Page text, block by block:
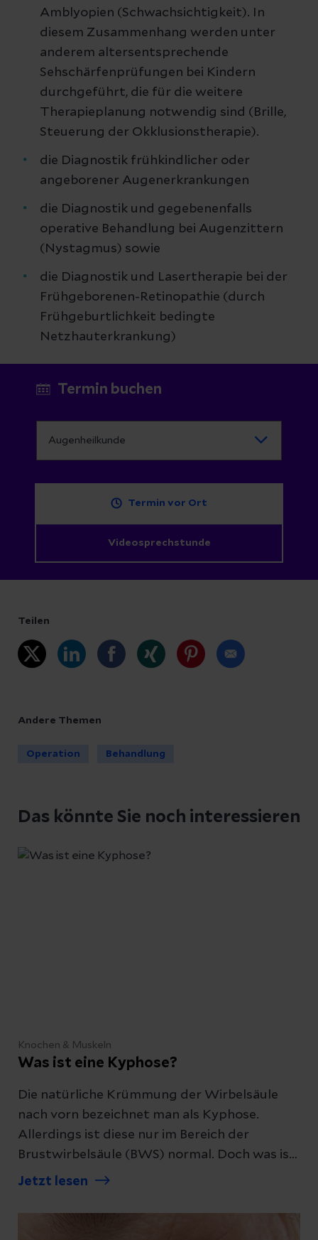
Amblyopien (Schwachsichtigkeit). In
diesem Zusammenhang werden unter
anderem altersentsprechende
Sehschärfenprüfungen bei Kindern
durchgeführt, die für die weitere
Therapieplanung notwendig sind (Brille,
Steuerung der Okklusionstherapie).
die Diagnostik frühkindlicher oder
angeborener Augenerkrankungen
die Diagnostik und gegebenenfalls
operative Behandlung bei Augenzittern
(Nystagmus) sowie
die Diagnostik und Lasertherapie bei der
Frühgeborenen-Retinopathie (durch
Frühgeburtlichkeit bedingte
Netzhauterkrankung)
Termin buchen
Termin vor Ort
Videosprechstunde
Teilen
Andere Themen
Operation Behandlung
Das könnte Sie noch interessieren
Knochen & Muskeln
Was ist eine Kyphose?
Die natürliche Krümmung der Wirbelsäule
nach vorn bezeichnet man als Kyphose.
Allerdings ist diese nur im Bereich der
Brustwirbelsäule (BWS) normal. Doch was ist,
wenn die Verkrümmung der Wirbelsäule
Informationen zur Behandlung.
Jetzt lesen